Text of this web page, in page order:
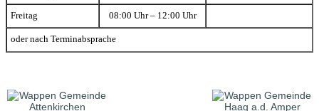
Freitag 08:00 Uhr – 12:00 Uhr
oder nach Terminabsprache